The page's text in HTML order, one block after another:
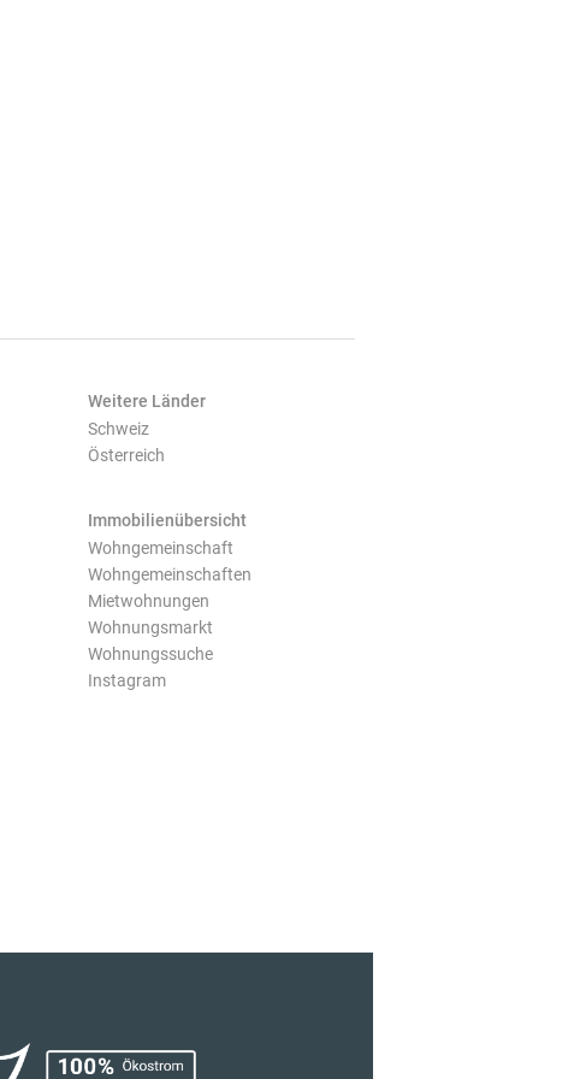
Weitere Länder
Schweiz
Österreich
Immobilienübersicht
Wohngemeinschaft
Wohngemeinschaften
Mietwohnungen
Wohnungsmarkt
Wohnungssuche
Instagram